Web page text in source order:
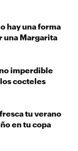
hay una forma
una Margarita
imperdible
cocteles
tu verano
en tu copa